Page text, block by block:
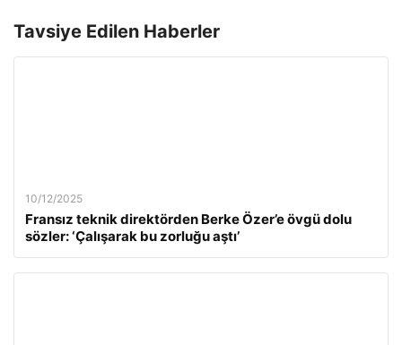
Tavsiye Edilen Haberler
10/12/2025
Fransız teknik direktörden Berke Özer’e övgü dolu
sözler: ‘Çalışarak bu zorluğu aştı’